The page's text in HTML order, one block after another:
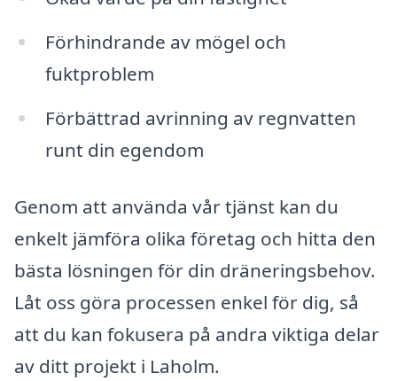
Förhindrande av mögel och
fuktproblem
Förbättrad avrinning av regnvatten
runt din egendom
Genom att använda vår tjänst kan du
enkelt jämföra olika företag och hitta den
bästa lösningen för din dräneringsbehov.
Låt oss göra processen enkel för dig, så
att du kan fokusera på andra viktiga delar
av ditt projekt i Laholm.